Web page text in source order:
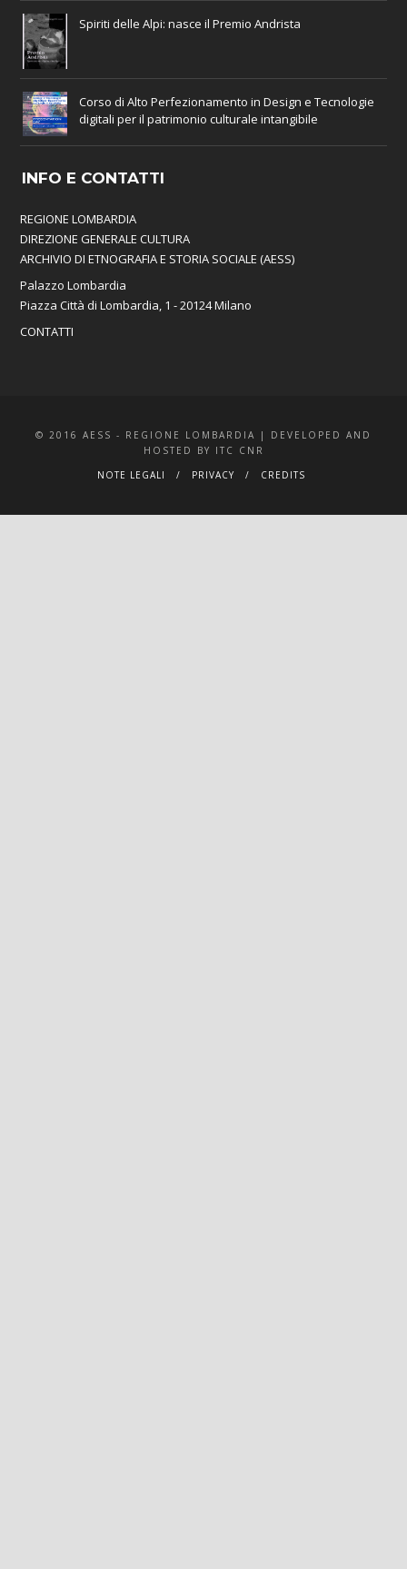
Spiriti delle Alpi: nasce il Premio Andrista
Corso di Alto Perfezionamento in Design e Tecnologie
digitali per il patrimonio culturale intangibile
INFO E CONTATTI
REGIONE LOMBARDIA
DIREZIONE GENERALE CULTURA
ARCHIVIO DI ETNOGRAFIA E STORIA SOCIALE (AESS)
Palazzo Lombardia
Piazza Città di Lombardia, 1 - 20124 Milano
CONTATTI
© 2016 AESS - REGIONE LOMBARDIA | DEVELOPED AND
HOSTED BY ITC CNR
NOTE LEGALI
PRIVACY CREDITS